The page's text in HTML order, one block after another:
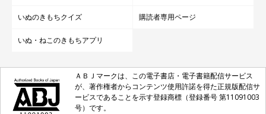
いぬのきもちクイズ 購読者専用ページ
いぬ・ねこのきもちアプリ
ＡＢＪマークは、この電子書店・電子書籍配信サービス
が、著作権者からコンテンツ使用許諾を得た正規版配信サ
ービスであることを示す登録商標（登録番号 第11091003
号）です。